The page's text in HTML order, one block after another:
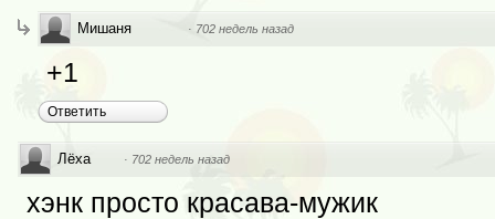
Мишаня · 702 недель назад
+1
Ответить
Лёха · 702 недель назад
хэнк просто красава-мужик